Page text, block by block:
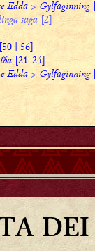
Edda> Gylfaginning
saga[2]
| 56]
[21-24]
Edda> Gylfaginning
DEI